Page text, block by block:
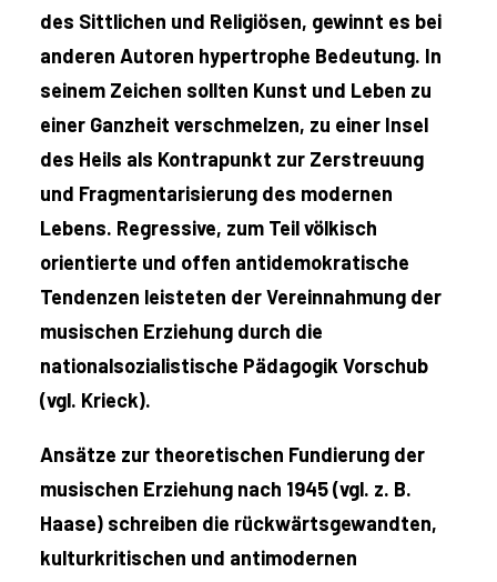
des Sittlichen und Religiösen, gewinnt es bei
anderen Autoren hypertrophe Bedeutung. In
seinem Zeichen sollten Kunst und Leben zu
einer Ganzheit verschmelzen, zu einer Insel
des Heils als Kontrapunkt zur Zerstreuung
und Fragmentarisierung des modernen
Lebens. Regressive, zum Teil völkisch
orientierte und offen antidemokratische
Tendenzen leisteten der Vereinnahmung der
musischen Erziehung durch die
nationalsozialistische Pädagogik Vorschub
(vgl. Krieck).
Ansätze zur theoretischen Fundierung der
musischen Erziehung nach 1945 (vgl. z. B.
Haase) schreiben die rückwärtsgewandten,
kulturkritischen und antimodernen